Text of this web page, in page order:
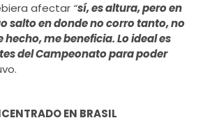
afectar “sí, es altura, pero en
salto en donde no corro tanto, no
me beneficia. Lo ideal es
del Campeonato para poder
EN BRASIL